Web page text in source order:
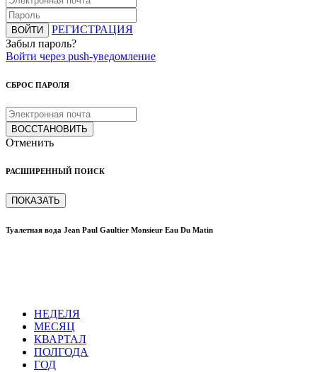
ВОЙТИ
РЕГИСТРАЦИЯ
Забыл пароль?
Войти через push-уведомление
СБРОС ПАРОЛЯ
ВОССТАНОВИТЬ
Отменить
РАСШИРЕННЫЙ ПОИСК
ПОКАЗАТЬ
Туалетная вода Jean Paul Gaultier Monsieur Eau Du Matin
НЕДЕЛЯ
МЕСЯЦ
КВАРТАЛ
ПОЛГОДА
ГОД